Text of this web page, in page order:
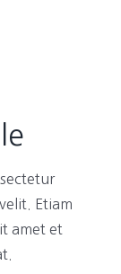
Etiam
amet et